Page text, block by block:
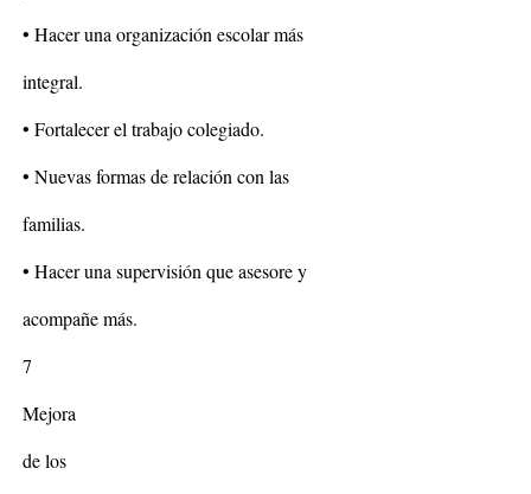
• Hacer una organización escolar más
integral.
• Fortalecer el trabajo colegiado.
• Nuevas formas de relación con las
familias.
• Hacer una supervisión que asesore y
acompañe más.
7
Mejora
de los